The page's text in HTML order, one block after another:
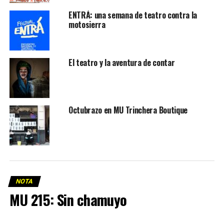
ENTRÁ: una semana de teatro contra la
motosierra
El teatro y la aventura de contar
Octubrazo en MU Trinchera Boutique
NOTA
MU 215: Sin chamuyo